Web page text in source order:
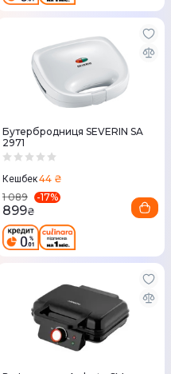
Бутербродниця SEVERIN SA
2971
Кешбек44 ₴
1 089
-17%
899₴